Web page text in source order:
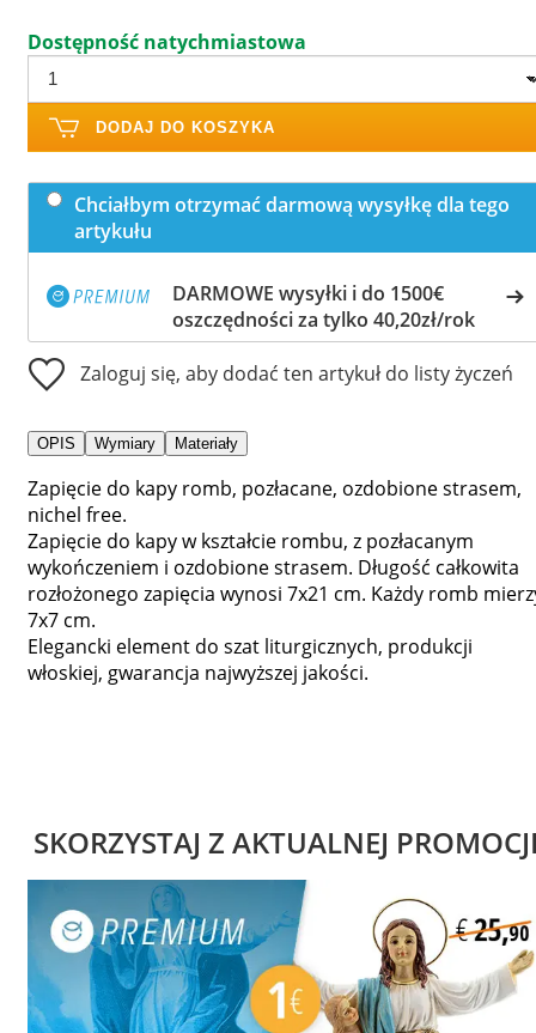
Dostępność natychmiastowa
DODAJ DO KOSZYKA
Chciałbym otrzymać darmową wysyłkę dla tego
artykułu
DARMOWE wysyłki i do 1500€
oszczędności za tylko 40,20zł/rok
Zaloguj się, aby dodać ten artykuł do listy życzeń
OPIS Wymiary Materiały
Zapięcie do kapy romb, pozłacane, ozdobione strasem,
nichel free.
Zapięcie do kapy w kształcie rombu, z pozłacanym
wykończeniem i ozdobione strasem. Długość całkowita
rozłożonego zapięcia wynosi 7x21 cm. Każdy romb
7x7 cm.
Elegancki element do szat liturgicznych, produkcji
włoskiej, gwarancja najwyższej jakości.
SKORZYSTAJ Z AKTUALNEJ